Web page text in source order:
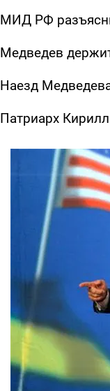
МИД РФ
Медведев
Наезд
Патриарх